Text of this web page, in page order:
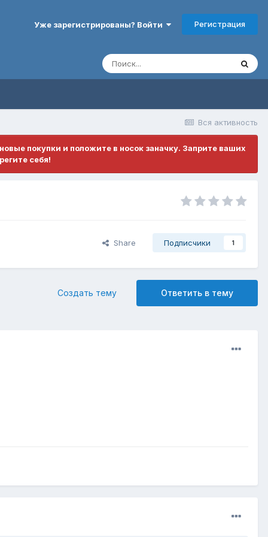
Уже зарегистрированы? Войти Регистрация
Вся активность
покупки и положите в носок заначку. Заприте ваших
себя!
Share Подписчики 1
Ответить в тему
Создать тему